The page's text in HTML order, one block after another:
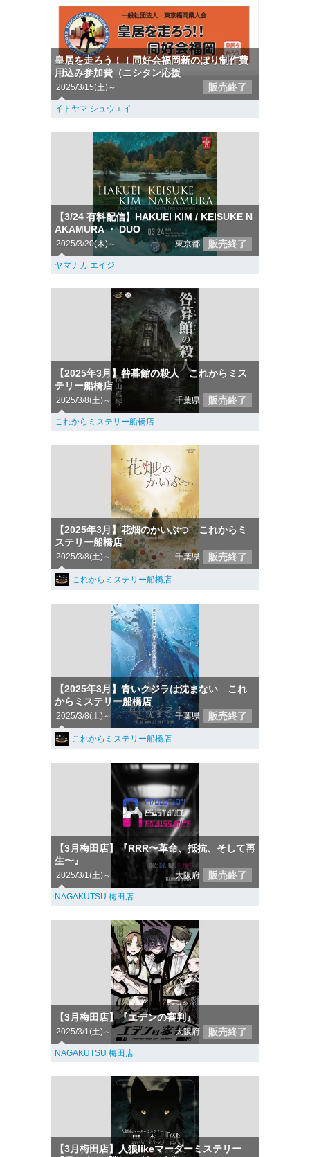
皇居を走ろう！！同好会福岡新のぼり制作費
用込み参加費（ニシタン応援
2025/3/15(土)～ 販売終了
イトヤマ シュウエイ
【3/24 有料配信】HAKUEI KIM / KEISUKE N
AKAMURA ・ DUO
2025/3/20(木)～ 東京都 販売終了
ヤマナカ エイジ
【2025年3月】咎暮館の殺人 これからミス
テリー船橋店
2025/3/8(土)～ 千葉県 販売終了
これからミステリー船橋店
【2025年3月】花畑のかいぶつ これからミ
ステリー船橋店
2025/3/8(土)～ 千葉県 販売終了
これからミステリー船橋店
【2025年3月】青いクジラは沈まない これ
からミステリー船橋店
2025/3/8(土)～ 千葉県 販売終了
これからミステリー船橋店
【3月梅田店】『RRR〜革命、抵抗、そして再
生〜』
2025/3/1(土)～ 大阪府 販売終了
NAGAKUTSU 梅田店
【3月梅田店】『エデンの審判』
2025/3/1(土)～ 大阪府 販売終了
NAGAKUTSU 梅田店
【3月梅田店】人狼likeマーダーミステリー